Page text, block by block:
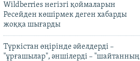
Wildberries негізгі қоймаларын
Ресейден көшірмек деген хабарды
жоққа шығарды
Түркістан өңірінде әйелдерді –
"ұрғашылар", әншілерді – "шайтанның